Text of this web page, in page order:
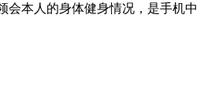
会本人的身体健身情况，是手机中